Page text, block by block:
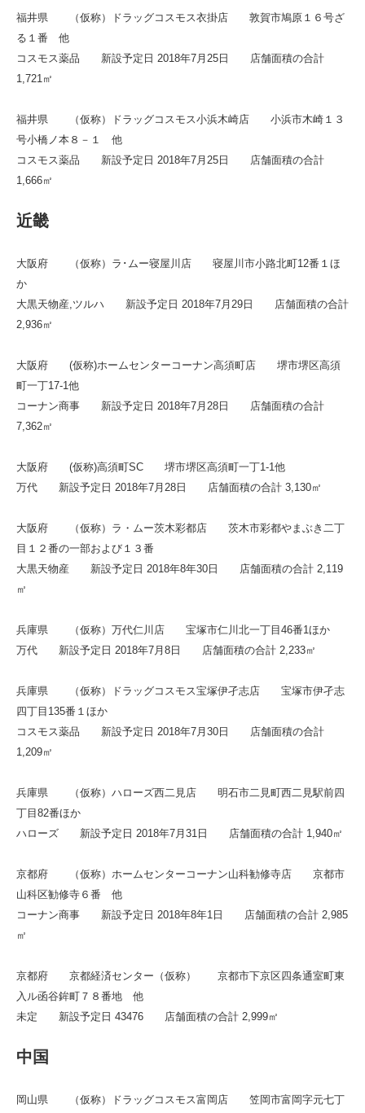
福井県 （仮称）ドラッグコスモス衣掛店 敦賀市鳩原１６号ざ
る１番 他
コスモス薬品 新設予定日 2018年7月25日 店舗面積の合計
1,721㎡
福井県 （仮称）ドラッグコスモス小浜木崎店 小浜市木崎１３
号小橋ノ本８－１ 他
コスモス薬品 新設予定日 2018年7月25日 店舗面積の合計
1,666㎡
近畿
大阪府 （仮称）ラ･ムー寝屋川店 寝屋川市小路北町12番１ほ
か
大黒天物産,ツルハ 新設予定日 2018年7月29日 店舗面積の合計
2,936㎡
大阪府 (仮称)ホームセンターコーナン高須町店 堺市堺区高須
町一丁17-1他
コーナン商事 新設予定日 2018年7月28日 店舗面積の合計
7,362㎡
大阪府 (仮称)高須町SC 堺市堺区高須町一丁1-1他
万代 新設予定日 2018年7月28日 店舗面積の合計 3,130㎡
大阪府 （仮称）ラ・ムー茨木彩都店 茨木市彩都やまぶき二丁
目１２番の一部および１３番
大黒天物産 新設予定日 2018年8年30日 店舗面積の合計 2,119
㎡
兵庫県 （仮称）万代仁川店 宝塚市仁川北一丁目46番1ほか
万代 新設予定日 2018年7月8日 店舗面積の合計 2,233㎡
兵庫県 （仮称）ドラッグコスモス宝塚伊孑志店 宝塚市伊孑志
四丁目135番１ほか
コスモス薬品 新設予定日 2018年7月30日 店舗面積の合計
1,209㎡
兵庫県 （仮称）ハローズ西二見店 明石市二見町西二見駅前四
丁目82番ほか
ハローズ 新設予定日 2018年7月31日 店舗面積の合計 1,940㎡
京都府 （仮称）ホームセンターコーナン山科勧修寺店 京都市
山科区勧修寺６番 他
コーナン商事 新設予定日 2018年8年1日 店舗面積の合計 2,985
㎡
京都府 京都経済センター（仮称） 京都市下京区四条通室町東
入ル函谷鉾町７８番地 他
未定 新設予定日 43476 店舗面積の合計 2,999㎡
中国
岡山県 （仮称）ドラッグコスモス富岡店 笠岡市富岡字元七丁